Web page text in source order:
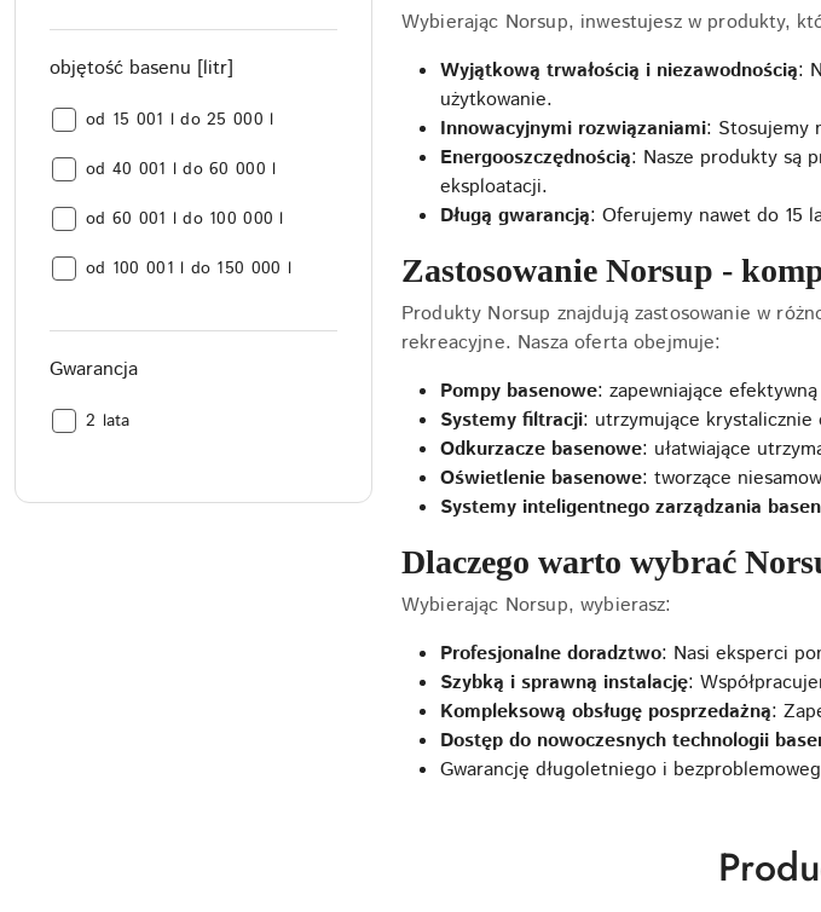
objętość basenu [litr]
objętość
[litr]:
od 15 001 l do 25 000 l
objętość
[litr]:
od 40 001 l do 60 000 l
objętość
[litr]:
od 60 001 l do 100 000 l
objętość
od 100 001 l do 150 000 l
Gwarancja
Gwarancja:
2 lata
Wybierając Norsup, inwestujesz w produkty,
Wyjątkową trwałością i niezawodnością:
użytkowanie.
Innowacyjnymi rozwiązaniami: Stosujemy
Energooszczędnością: Nasze produkty są
eksploatacji.
Długą gwarancją: Oferujemy nawet do 15
Zastosowanie Norsup -
Produkty Norsup znajdują zastosowanie w
rekreacyjne. Nasza oferta obejmuje:
Pompy basenowe: zapewniające
Systemy filtracji: utrzymujące krystalicznie
Odkurzacze basenowe: ułatwiające
Oświetlenie basenowe: tworzące
Systemy inteligentnego zarządzania
Dlaczego warto wybrać
Wybierając Norsup, wybierasz:
Profesjonalne doradztwo: Nasi eksperci
Szybką i sprawną instalację:
Kompleksową obsługę posprzedażną:
Dostęp do nowoczesnych technologii
Gwarancję długoletniego i